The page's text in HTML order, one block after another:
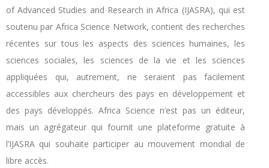
of Advanced Studies and Research in Africa (IJASRA), qui est
soutenu par Africa Science Network, contient des recherches
récentes sur tous les aspects des sciences humaines, les
sciences sociales, les sciences de la vie et les sciences
appliquées qui, autrement, ne seraient pas facilement
accessibles aux chercheurs des pays en développement et
des pays développés. Africa Science n’est pas un éditeur,
mais un agrégateur qui fournit une plateforme gratuite à
l’IJASRA qui souhaite participer au mouvement mondial de
libre accès.